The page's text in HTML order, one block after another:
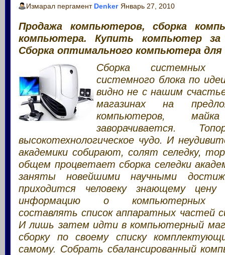
Измарал пергамент Denker Январь 27, 2010
Продажа компьютеров, сборка
компьютера. Купить компьютер за
Сборка оптимального компьютера для
Сборка системных
системного блока по
видно не с нашим
магазинах на
компьютеров,
заворачивается.
высокотехнологическое чудо. И
академики собирают, солят селедку,
общем процветает сборка селедки
заняты новейшими научными
приходится человеку знающему цену
информацию о компьютерных
составлять список аппаратных частей
И лишь затем идти в компьютерный
сборку по своему списку
самому. Собрать сбалансированный